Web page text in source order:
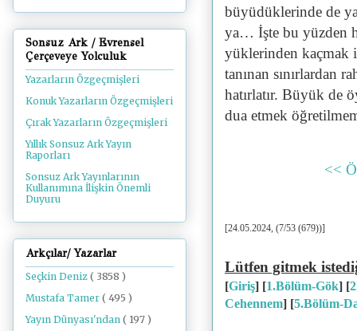
büyüdüklerinde de
ya… İşte bu yüzden
yüklerinden kaçmak
tanınan sınırlardan
hatırlatır. Büyük de
dua etmek
<<
[24.05.2024, (7/53 (679))]
Lütfen gitmek
[Giriş] [1.Bölüm-Gök] [
Cehennem] [5.Bölüm-
Sonsuz Ark / Evrensel
Çerçeveye Yolculuk
Yazarların Özgeçmişleri
Konuk Yazarların Özgeçmişleri
Çırak Yazarların Özgeçmişleri
Yıllık Sonsuz Ark Yayın
Raporları
Sonsuz Ark Yayınlarının
Kullanımına İlişkin Önemli
Duyuru
Arkçılar/ Yazarlar
Seçkin Deniz ( 3858 )
Mustafa Tamer ( 495 )
Yayın Dünyası'ndan ( 197 )